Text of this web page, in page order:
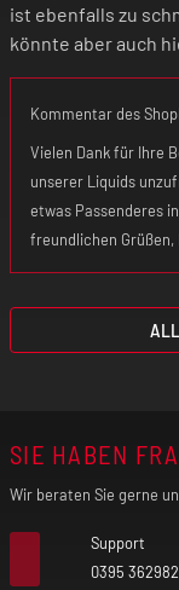
Bewahre
Kinder auf!
ist ebenfalls zu
könnte aber auch
Kommentar des
Vielen Dank für Ihre
unserer Liquids
etwas Passenderes
freundlichen Grüßen,
SIE HABEN
Wir beraten Sie gerne
Support
0395